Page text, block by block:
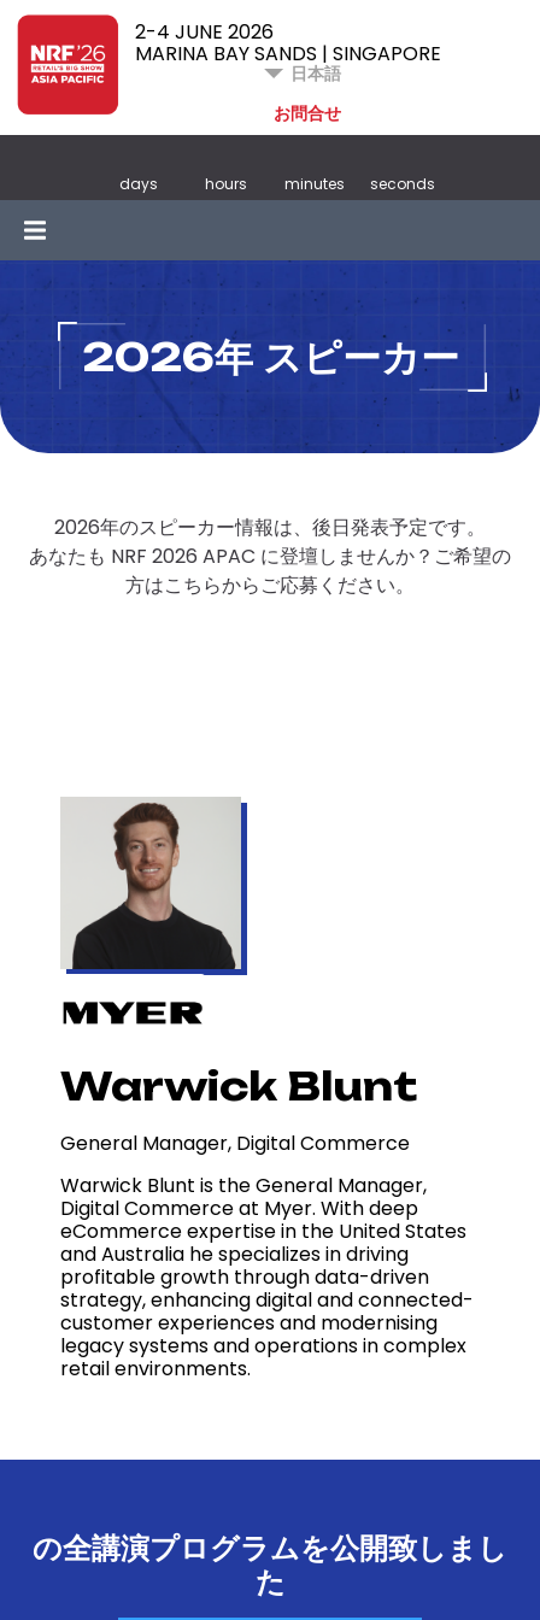
2-4 JUNE 2026
MARINA BAY SANDS | SINGAPORE
日本語
お問合せ
days hours minutes seconds
2026年 スピーカー
2026年のスピーカー情報は、後日発表予定です。
あなたも NRF 2026 APAC に登壇しませんか？ご希望の
方はこちらからご応募ください。
Warwick Blunt
General Manager, Digital Commerce
Warwick Blunt is the General Manager,
Digital Commerce at Myer. With deep
eCommerce expertise in the United States
and Australia he specializes in driving
profitable growth through data-driven
strategy, enhancing digital and connected-
customer experiences and modernising
legacy systems and operations in complex
retail environments.
の全講演プログラムを公開致しまし
た